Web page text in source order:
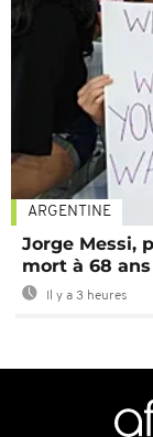
ARGENTINE
Jorge Messi,
mort à 68 ans
Il y a 3 heures